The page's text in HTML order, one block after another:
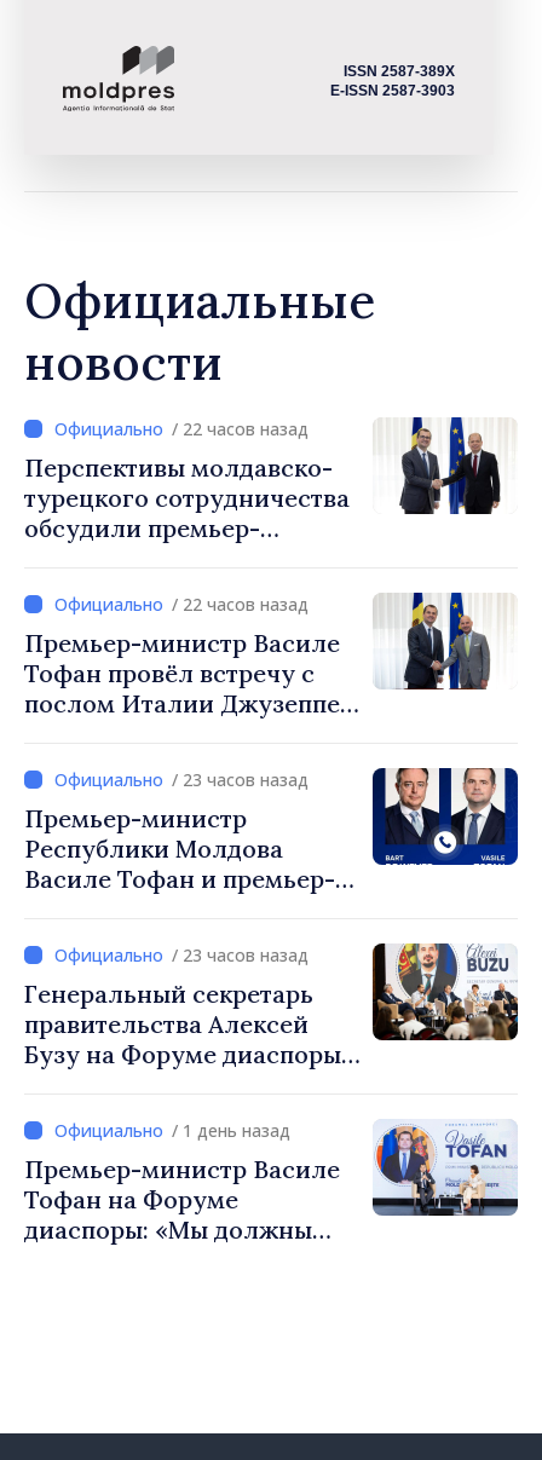
ISSN 2587-389X
E-ISSN 2587-3903
Официальные
новости
/ 22 часов назад
Перспективы молдавско-
турецкого сотрудничества
обсудили премьер-
посол Турции Уйгар
Мустафа Сертел/ 22 часов назад
Премьер-министр Василе
Тофан провёл встречу с
послом Италии Джузеппе
/ 23 часов назад
Премьер-министр
Республики Молдова
Василе Тофан и премьер-
Вевер обсудили
европейский путь
Республики Молдова
/ 23 часов назад
Генеральный секретарь
правительства Алексей
Бузу на Форуме диаспоры:
чтобы строить более
сильные сообщества»
/ 1 день назад
Премьер-министр Василе
Тофан на Форуме
диаспоры: «Мы должны